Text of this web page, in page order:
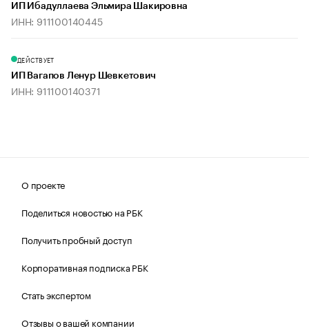
ИП Ибадуллаева Эльмира Шакировна
ИНН: 911100140445
ДЕЙСТВУЕТ
ИП Вагапов Ленур Шевкетович
ИНН: 911100140371
О проекте
Поделиться новостью на РБК
Получить пробный доступ
Корпоративная подписка РБК
Стать экспертом
Отзывы о вашей компании